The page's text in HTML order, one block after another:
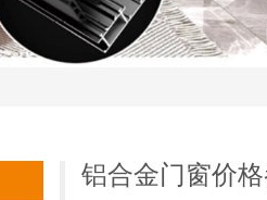
铝合金门窗价